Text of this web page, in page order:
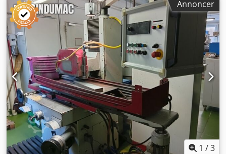
Annoncer
1 /3